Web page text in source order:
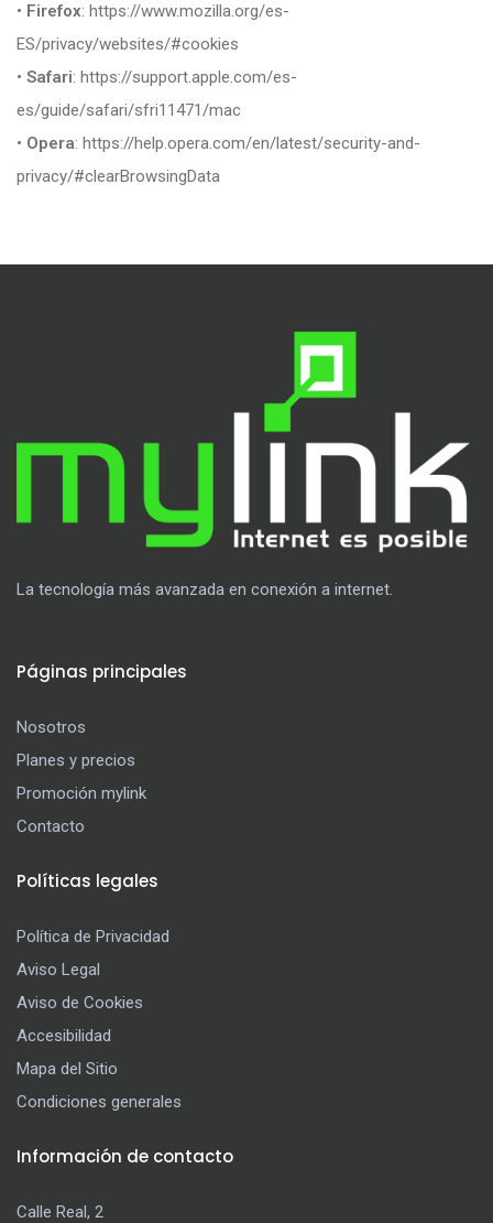
• Firefox: https://www.mozilla.org/es-
ES/privacy/websites/#cookies
• Safari: https://support.apple.com/es-
es/guide/safari/sfri11471/mac
• Opera: https://help.opera.com/en/latest/security-and-
privacy/#clearBrowsingData
La tecnología más avanzada en conexión a internet.
Páginas principales
Nosotros
Planes y precios
Promoción mylink
Contacto
Políticas legales
Política de Privacidad
Aviso Legal
Aviso de Cookies
Accesibilidad
Mapa del Sitio
Condiciones generales
Información de contacto
Calle Real, 2